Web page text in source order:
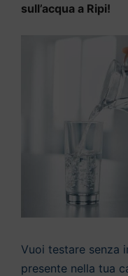
sull’acqua a Ripi!
Vuoi testare senza
presente nella tua